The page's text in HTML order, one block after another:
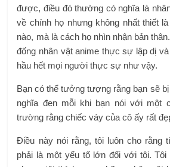
được, điều đó thường có nghĩa là
về chính họ nhưng không nhất thiết
nào, mà là cách họ nhìn nhận bản
đống nhân vật anime thực sự lập dị
hầu hết mọi người thực sự như vậy.
Bạn có thể tưởng tượng rằng bạn sẽ
nghĩa đen mỗi khi bạn nói với một
trường rằng chiếc váy của cô ấy rất
Điều này nói rằng, tôi luôn cho rằng
phải là một yếu tố lớn đối với tôi. Tôi